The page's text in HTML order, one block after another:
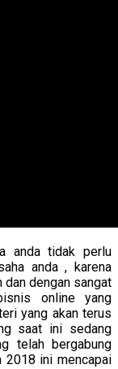
anda tidak perlu
anda , karena
dengan sangat
online yang
yang akan terus
saat ini sedang
telah bergabung
2018 ini mencapai